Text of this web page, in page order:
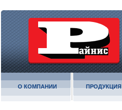
О КОМПАНИИ ПРОДУКЦИЯ